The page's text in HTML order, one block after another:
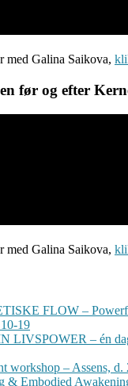
med Galina Saikova,
før og efter
med Galina Saikova,
FLOW –
19
LIVSPOWER – én
workshop – Assens, d.
& Embodied